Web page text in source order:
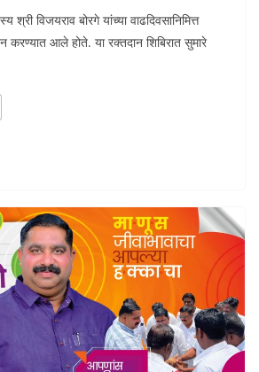
विजयराव बोरगे यांच्या वाढदिवसानिमित्त
करण्यात आले होते. या रक्तदान शिबिरात सुमारे